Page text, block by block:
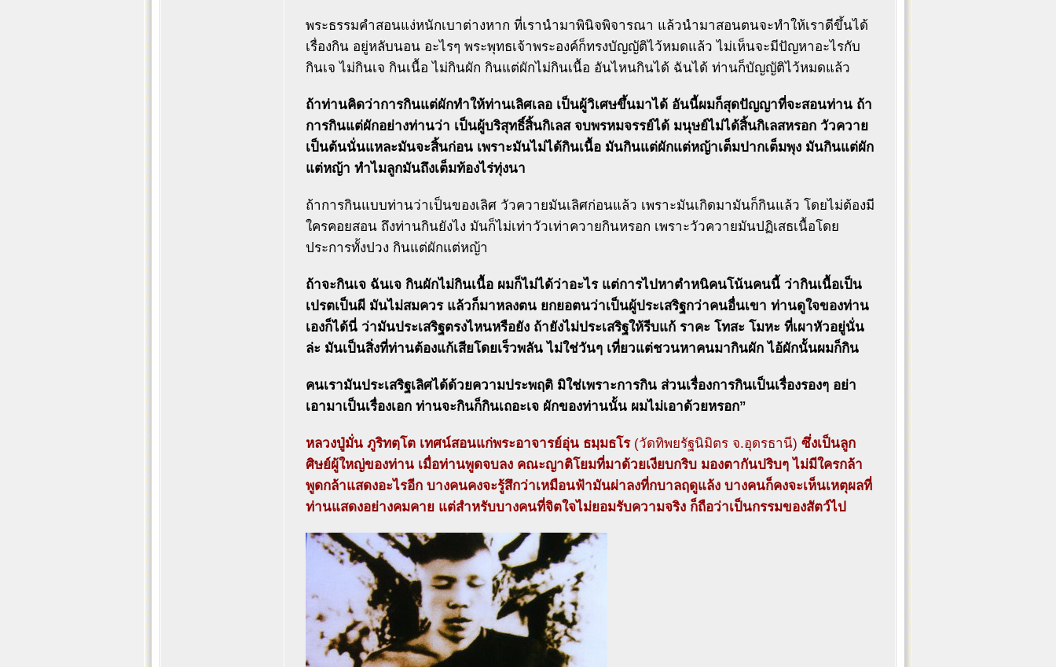
พระธรรมคำสอนแง่หนักเบาต่างหาก ที่เรานำมาพินิจพิจารณา แล้วนำมาสอนตนจะทำให้เราดีขึ้นได้
เรื่องกิน อยู่หลับนอน อะไรๆ พระพุทธเจ้าพระองค์ก็ทรงบัญญัติไว้หมดแล้ว ไม่เห็นจะมีปัญหาอะไรกับ
กินเจ ไม่กินเจ กินเนื้อ ไม่กินผัก กินแต่ผักไม่กินเนื้อ อันไหนกินได้ ฉันได้ ท่านก็บัญญัติไว้หมดแล้ว
ถ้าท่านคิดว่าการกินแต่ผักทำให้ท่านเลิศเลอ เป็นผู้วิเศษขึ้นมาได้ อันนี้ผมก็สุดปัญญาที่จะสอนท่าน ถ้า
การกินแต่ผักอย่างท่านว่า เป็นผู้บริสุทธิ์สิ้นกิเลส จบพรหมจรรย์ได้ มนุษย์ไม่ได้สิ้นกิเลสหรอก วัวควาย
เป็นต้นนั่นแหละมันจะสิ้นก่อน เพราะมันไม่ได้กินเนื้อ มันกินแต่ผักแต่หญ้าเต็มปากเต็มพุง มันกินแต่ผัก
แต่หญ้า ทำไมลูกมันถึงเต็มท้องไร่ทุ่งนา
ถ้าการกินแบบท่านว่าเป็นของเลิศ วัวควายมันเลิศก่อนแล้ว เพราะมันเกิดมามันก็กินแล้ว โดยไม่ต้องมี
ใครคอยสอน ถึงท่านกินยังไง มันก็ไม่เท่าวัวเท่าควายกินหรอก เพราะวัวควายมันปฏิเสธเนื้อโดย
ประการทั้งปวง กินแต่ผักแต่หญ้า
ถ้าจะกินเจ ฉันเจ กินผักไม่กินเนื้อ ผมก็ไม่ได้ว่าอะไร แต่การไปหาตำหนิคนโน้นคนนี้ ว่ากินเนื้อเป็น
เปรตเป็นผี มันไม่สมควร แล้วก็มาหลงตน ยกยอตนว่าเป็นผู้ประเสริฐกว่าคนอื่นเขา ท่านดูใจของท่าน
เองก็ได้นี่ ว่ามันประเสริฐตรงไหนหรือยัง ถ้ายังไม่ประเสริฐให้รีบแก้ ราคะ โทสะ โมหะ ที่เผาหัวอยู่นั่น
ล่ะ มันเป็นสิ่งที่ท่านต้องแก้เสียโดยเร็วพลัน ไม่ใช่วันๆ เที่ยวแต่ชวนหาคนมากินผัก ไอ้ผักนั้นผมก็กิน
คนเรามันประเสริฐเลิศได้ด้วยความประพฤติ มิใช่เพราะการกิน ส่วนเรื่องการกินเป็นเรื่องรองๆ อย่า
เอามาเป็นเรื่องเอก ท่านจะกินก็กินเถอะเจ ผักของท่านนั้น ผมไม่เอาด้วยหรอก”
หลวงปู่มั่น ภูริทตฺโต เทศน์สอนแก่พระอาจารย์อุ่น ธมฺมธโร(วัดทิพยรัฐนิมิตร จ.อุดรธานี) ซึ่งเป็นลูก
ศิษย์ผู้ใหญ่ของท่าน เมื่อท่านพูดจบลง คณะญาติโยมที่มาด้วยเงียบกริบ มองตากันปริบๆ ไม่มีใครกล้า
พูดกล้าแสดงอะไรอีก บางคนคงจะรู้สึกว่าเหมือนฟ้ามันผ่าลงที่กบาลฤดูแล้ง บางคนก็คงจะเห็นเหตุผลที่
ท่านแสดงอย่างคมคาย แต่สำหรับบางคนที่จิตใจไม่ยอมรับความจริง ก็ถือว่าเป็นกรรมของสัตว์ไป